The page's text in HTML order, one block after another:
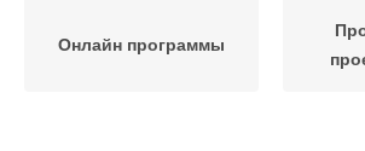
Онлайн программы